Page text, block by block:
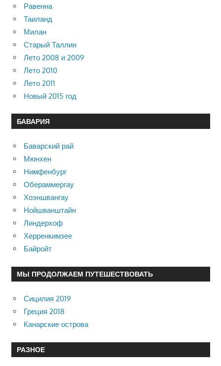
Равенна
Таиланд
Милан
Старый Таллин
Лето 2008 и 2009
Лето 2010
Лето 2011
Новый 2015 год
БАВАРИЯ
Баварский рай
Мюнхен
Нимфенбург
Обераммергау
Хоэншвангау
Нойшванштайн
Линдерхоф
Херренкимзее
Байройт
МЫ ПРОДОЛЖАЕМ ПУТЕШЕСТВОВАТЬ
Сицилия 2019
Греция 2018
Канарские острова
РАЗНОЕ